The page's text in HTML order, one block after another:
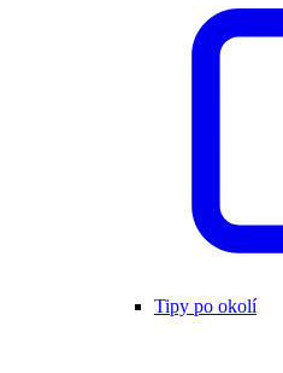
Tipy po okolí